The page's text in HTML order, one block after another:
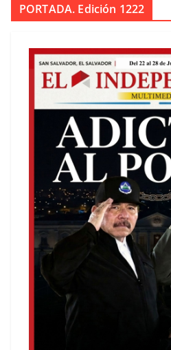
PORTADA. Edición 1222